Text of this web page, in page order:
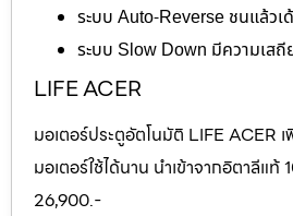
ระบบ Auto-Reverse ชนแล้วเ
ระบบ Slow Down มีความเสถี
LIFE ACER
มอเตอร์ประตูอัตโนมัติ LIFE ACER
มอเตอร์ใช้ได้นาน นำเข้าจากอิตาลีแ
26,900.-